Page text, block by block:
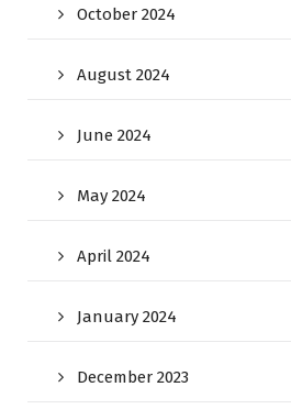
October 2024
August 2024
June 2024
May 2024
April 2024
January 2024
December 2023